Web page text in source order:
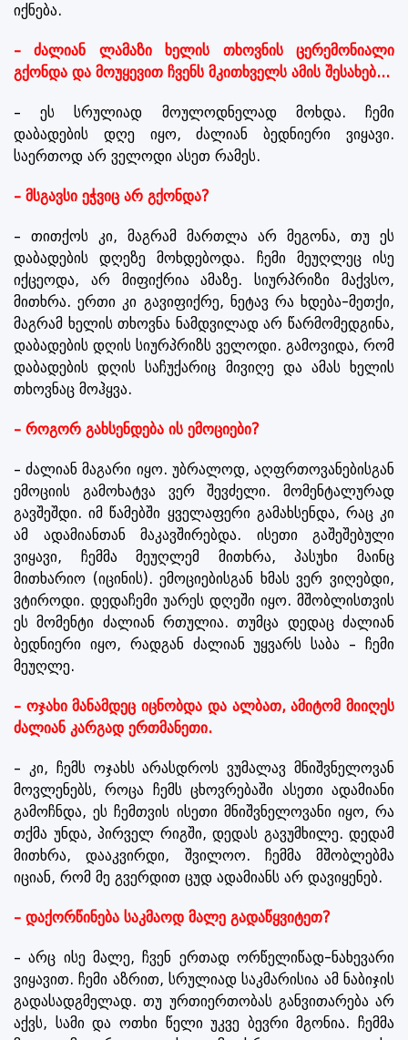
იქნება.
– ძალიან ლამაზი ხელის თხოვნის ცერემონიალი
გქონდა და მოუყევით ჩვენს მკითხველს ამის შესახებ...
– ეს სრულიად მოულოდნელად მოხდა. ჩემი
დაბადების დღე იყო, ძალიან ბედნიერი ვიყავი.
საერთოდ არ ველოდი ასეთ რამეს.
– მსგავსი ეჭვიც არ გქონდა?
– თითქოს კი, მაგრამ მართლა არ მეგონა, თუ ეს
დაბადების დღეზე მოხდებოდა. ჩემი მეუღლეც ისე
იქცეოდა, არ მიფიქრია ამაზე. სიურპრიზი მაქვსო,
მითხრა. ერთი კი გავიფიქრე, ნეტავ რა ხდება-მეთქი,
მაგრამ ხელის თხოვნა ნამდვილად არ წარმომედგინა,
დაბადების დღის სიურპრიზს ველოდი. გამოვიდა, რომ
დაბადების დღის საჩუქარიც მივიღე და ამას ხელის
თხოვნაც მოჰყვა.
– როგორ გახსენდება ის ემოციები?
– ძალიან მაგარი იყო. უბრალოდ, აღფრთოვანებისგან
ემოციის გამოხატვა ვერ შევძელი. მომენტალურად
გავშეშდი. იმ წამებში ყველაფერი გამახსენდა, რაც კი
ამ ადამიანთან მაკავშირებდა. ისეთი გაშეშებული
ვიყავი, ჩემმა მეუღლემ მითხრა, პასუხი მაინც
მითხარიო (იცინის). ემოციებისგან ხმას ვერ ვიღებდი,
ვტიროდი. დედაჩემი უარეს დღეში იყო. მშობლისთვის
ეს მომენტი ძალიან რთულია. თუმცა დედაც ძალიან
ბედნიერი იყო, რადგან ძალიან უყვარს საბა – ჩემი
მეუღლე.
– ოჯახი მანამდეც იცნობდა და ალბათ, ამიტომ მიიღეს
ძალიან კარგად ერთმანეთი.
– კი, ჩემს ოჯახს არასდროს ვუმალავ მნიშვნელოვან
მოვლენებს, როცა ჩემს ცხოვრებაში ასეთი ადამიანი
გამოჩნდა, ეს ჩემთვის ისეთი მნიშვნელოვანი იყო, რა
თქმა უნდა, პირველ რიგში, დედას გავუმხილე. დედამ
მითხრა, დააკვირდი, შვილოო. ჩემმა მშობლებმა
იციან, რომ მე გვერდით ცუდ ადამიანს არ დავიყენებ.
– დაქორწინება საკმაოდ მალე გადაწყვიტეთ?
– არც ისე მალე, ჩვენ ერთად ორწელიწად-ნახევარი
ვიყავით. ჩემი აზრით, სრულიად საკმარისია ამ ნაბიჯის
გადასადგმელად. თუ ურთიერთობას განვითარება არ
აქვს, სამი და ოთხი წელი უკვე ბევრი მგონია. ჩემმა